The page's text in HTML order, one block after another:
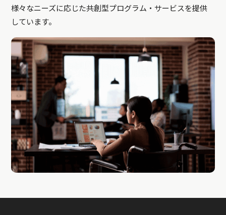
様々なニーズに応じた共創型プログラム・サービスを提供
しています。